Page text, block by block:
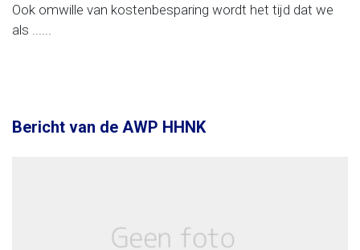
Ook omwille van kostenbesparing wordt het tijd dat we
als ......
Bericht van de AWP HHNK